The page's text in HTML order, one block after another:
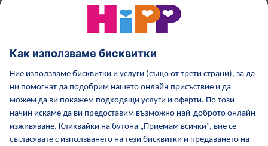
HiPP по време бременност
Политика за поверителност
Общи условия